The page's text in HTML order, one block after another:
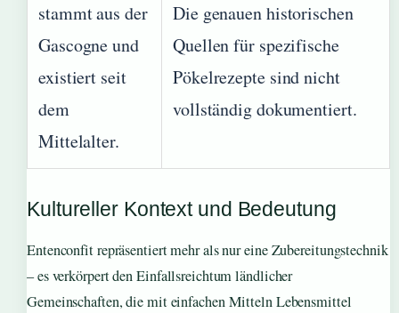
stammt aus der
Gascogne und
existiert seit
dem
Mittelalter.
Die genauen historischen
Quellen für spezifische
Pökelrezepte sind nicht
vollständig dokumentiert.
Kultureller Kontext und Bedeutung
Entenconfit repräsentiert mehr als nur eine Zubereitungstechnik
– es verkörpert den Einfallsreichtum ländlicher
Gemeinschaften, die mit einfachen Mitteln Lebensmittel